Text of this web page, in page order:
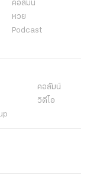
คอลัมน์
หวย
Podcast
คอลัมน์
วิดีโอ